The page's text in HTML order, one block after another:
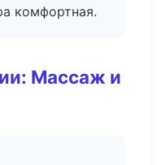
комфортная.
Массаж и